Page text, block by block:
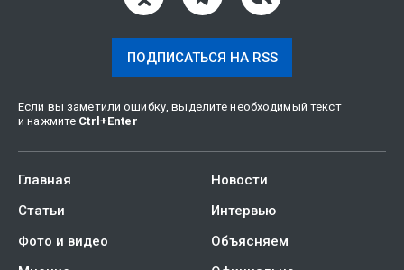
ПОДПИСАТЬСЯ НА RSS
Если вы заметили ошибку, выделите необходимый текст
и нажмите Ctrl +Enter
Главная
Новости
Статьи
Интервью
Фото и видео
Объясняем